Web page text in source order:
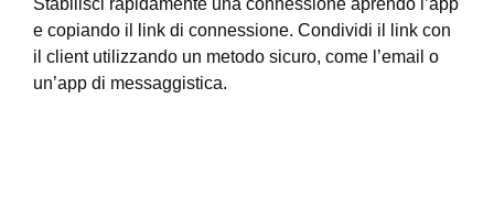
e copiando il link di connessione. Condividi il link con
il client utilizzando un metodo sicuro, come l’email o
un’app di messaggistica.